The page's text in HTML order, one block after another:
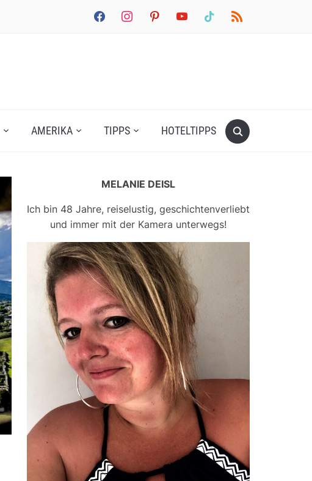
facebookinstagrampinterestyoutube tiktok rss
AMERIKA TIPPS HOTELTIPPS
MELANIE DEISL
Ich bin 48 Jahre, reiselustig, geschichtenverliebt
und immer mit der Kamera unterwegs!